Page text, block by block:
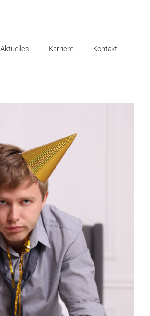
Aktuelles Karriere Kontakt